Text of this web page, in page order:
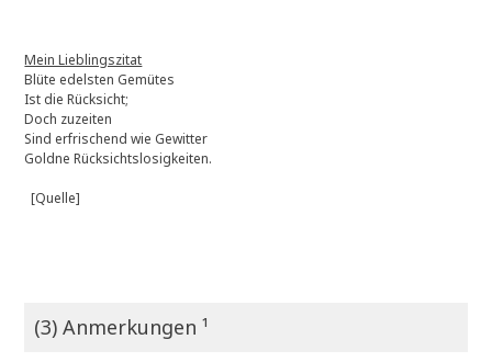
Mein Lieblingszitat
Blüte edelsten Gemütes
Ist die Rücksicht;
Doch zuzeiten
Sind erfrischend wie Gewitter
Goldne Rücksichtslosigkeiten.
[Quelle]
(3) Anmerkungen ¹